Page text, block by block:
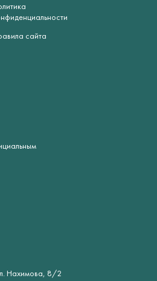
Нахимова, 8/2
сайта